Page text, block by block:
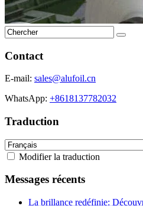
Contact
E-mail: sales@alufoil.cn
WhatsApp: +8618137782032
Traduction
Modifier la traduction
Messages récents
La brillance redéfinie: